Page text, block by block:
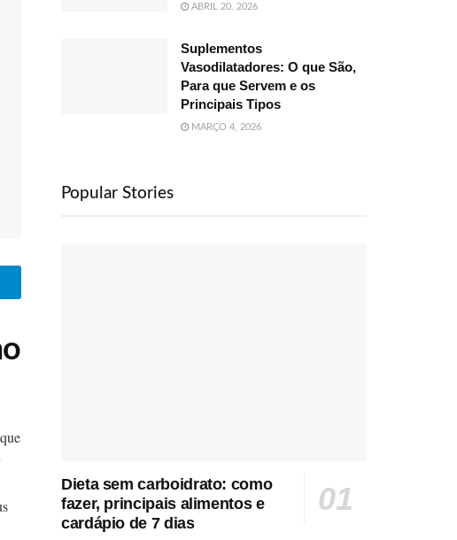
ABRIL 20, 2026
Suplementos
Vasodilatadores: O que São,
Para que Servem e os
Principais Tipos
MARÇO 4, 2026
Popular Stories
Dieta sem carboidrato: como
fazer, principais alimentos e
cardápio de 7 dias